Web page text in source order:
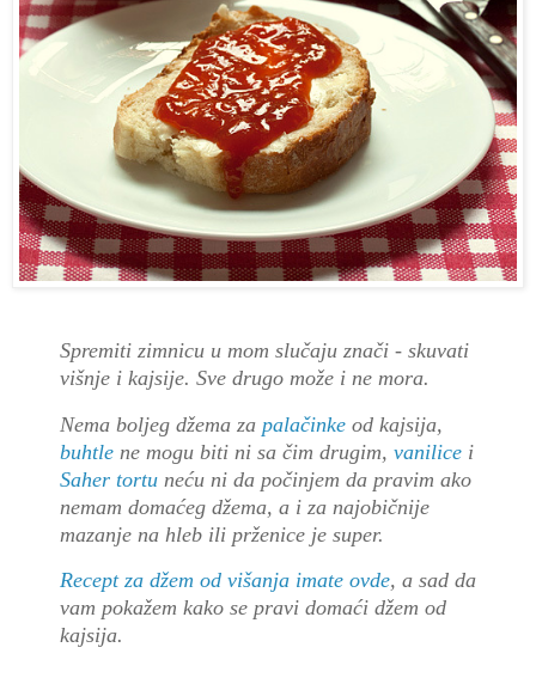
Spremiti zimnicu u mom slučaju znači - skuvati
višnje i kajsije. Sve drugo može i ne mora.
Nema boljeg džema za palačinke od kajsija,
buhtle ne mogu biti ni sa čim drugim, vanilice i
Saher tortu neću ni da počinjem da pravim ako
nemam domaćeg džema, a i za najobičnije
mazanje na hleb ili prženice je super.
Recept za džem od višanja imate ovde, a sad da
vam pokažem kako se pravi domaći džem od
kajsija.